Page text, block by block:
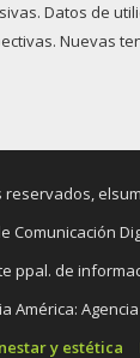
Datos de
Nuevas
reservados,
ppal. de
América: Agencia
y estética